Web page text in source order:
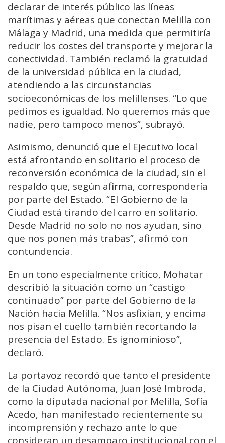
declarar de interés público las líneas
marítimas y aéreas que conectan Melilla con
Málaga y Madrid, una medida que permitiría
reducir los costes del transporte y mejorar la
conectividad. También reclamó la gratuidad
de la universidad pública en la ciudad,
atendiendo a las circunstancias
socioeconómicas de los melillenses. “Lo que
pedimos es igualdad. No queremos más que
nadie, pero tampoco menos”, subrayó.
Asimismo, denunció que el Ejecutivo local
está afrontando en solitario el proceso de
reconversión económica de la ciudad, sin el
respaldo que, según afirma, correspondería
por parte del Estado. “El Gobierno de la
Ciudad está tirando del carro en solitario.
Desde Madrid no solo no nos ayudan, sino
que nos ponen más trabas”, afirmó con
contundencia.
En un tono especialmente crítico, Mohatar
describió la situación como un “castigo
continuado” por parte del Gobierno de la
Nación hacia Melilla. “Nos asfixian, y encima
nos pisan el cuello también recortando la
presencia del Estado. Es ignominioso”,
declaró.
La portavoz recordó que tanto el presidente
de la Ciudad Autónoma, Juan José Imbroda,
como la diputada nacional por Melilla, Sofía
Acedo, han manifestado recientemente su
incomprensión y rechazo ante lo que